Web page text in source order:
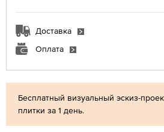
Бесплатный визуальный эскиз-
плитки за 1 день.
Доставка
Оплата